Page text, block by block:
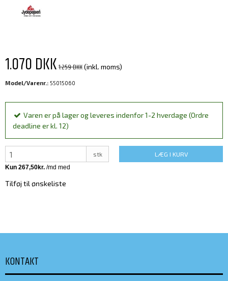
1.070 DKK1.259 DKK(inkl. moms)
Model/Varenr.: 55015060
Varen er på lager og leveres indenfor 1-2 hverdage (Ordre
deadline er kl. 12)
stk LÆG I KURV
Tilføj til ønskeliste
KONTAKT